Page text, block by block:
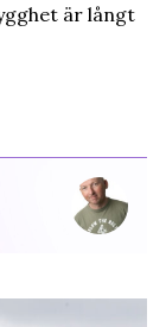
är långt